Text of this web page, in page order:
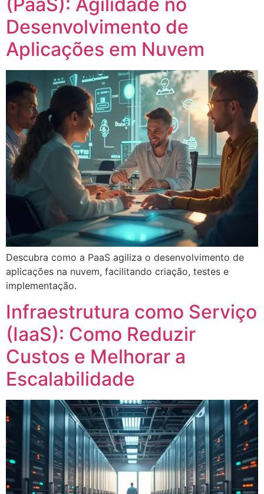
Desenvolvimento de
Aplicações em Nuvem
Descubra como a PaaS agiliza o desenvolvimento de
aplicações na nuvem, facilitando criação, testes e
implementação.
Infraestrutura como Serviço
(IaaS): Como Reduzir
Custos e Melhorar a
Escalabilidade